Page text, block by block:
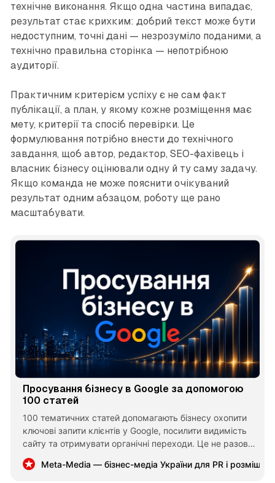
технічне виконання. Якщо одна частина випадає,
результат стає крихким: добрий текст може бути
недоступним, точні дані — незрозуміло поданими, а
технічно правильна сторінка — непотрібною
аудиторії.
Практичним критерієм успіху є не сам факт
публікації, а план, у якому кожне розміщення має
мету, критерії та спосіб перевірки. Це
формулювання потрібно внести до технічного
завдання, щоб автор, редактор, SEO-фахівець і
власник бізнесу оцінювали одну й ту саму задачу.
Якщо команда не може пояснити очікуваний
результат одним абзацом, роботу ще рано
масштабувати.
Просування бізнесу в Google за допомогою
100 статей
100 тематичних статей допомагають бізнесу охопити
ключові запити клієнтів у Google, посилити видимість
сайту та отримувати органічні переходи. Це не разова
реклама, а контентний актив, який поступово
накопичує цінність і працює на залучення звернень
Meta-Media — бізнес-медіа України для PR і